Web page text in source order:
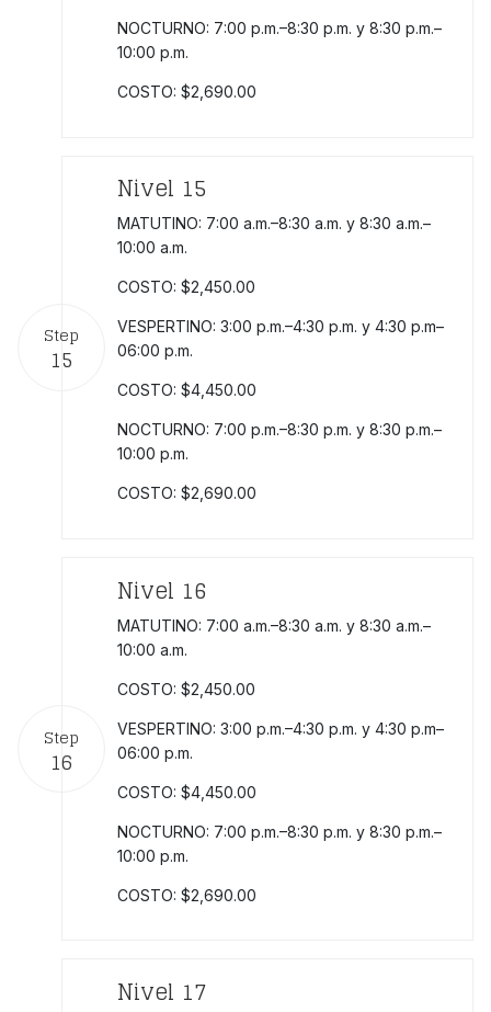
NOCTURNO: 7:00 p.m.–8:30 p.m. y 8:30 p.m.–
10:00 p.m.
COSTO: $2,690.00
Step
15
Nivel 15
MATUTINO: 7:00 a.m.–8:30 a.m. y 8:30 a.m.–
10:00 a.m.
COSTO: $2,450.00
VESPERTINO: 3:00 p.m.–4:30 p.m. y 4:30 p.m–
06:00 p.m.
COSTO: $4,450.00
NOCTURNO: 7:00 p.m.–8:30 p.m. y 8:30 p.m.–
10:00 p.m.
COSTO: $2,690.00
Step
16
Nivel 16
MATUTINO: 7:00 a.m.–8:30 a.m. y 8:30 a.m.–
10:00 a.m.
COSTO: $2,450.00
VESPERTINO: 3:00 p.m.–4:30 p.m. y 4:30 p.m–
06:00 p.m.
COSTO: $4,450.00
NOCTURNO: 7:00 p.m.–8:30 p.m. y 8:30 p.m.–
10:00 p.m.
COSTO: $2,690.00
Nivel 17